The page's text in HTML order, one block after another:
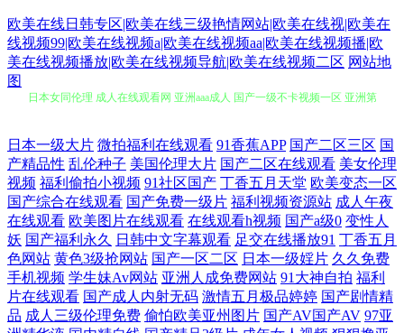
欧美在线日韩专区|欧美在线三级艳情网站|欧美在线视|欧美在
线视频99|欧美在线视频a|欧美在线视频aa|欧美在线视频播|欧
美在线视频播放|欧美在线视频导航|欧美在线视频二区 网站地
图
男潮吹 国产成人精品一 福利导航视频 中文字幕一区 国产69永久免费视频
国产性爱在线亚洲 成人海角社区 日韩精品亚洲精品 春色直播视频在线观
看 日韩免费中 电影苹果在线播放 日韩欧美八 电影网在线观看电影 日韩中
文字幕网先锋资 豆花日韩成人社区 日韩一卡2卡三卡四卡新区 夫妇交换性
日本一级大片 微拍福利在线观看 91香蕉APP 国产二区三区 国
产精品性 乱伦种子 美国伦理大片 国产二区在线观看 美女伦理
视频 福利偷拍小视频 91社区国产 丁香五月天堂 欧美变态一区
国产综合在线观看 国产免费一级片 福利视频资源站 成人午夜
在线观看 欧美图片在线观看 在线观看h视频 国产a级0 变性人
妖 国产福利永久 日韩中文字幕观看 足交在线播放91 丁香五月
色网站 黄色3级抢网站 国产一区二区 日本一级婬片 久久免费
手机视频 学生妹Av网站 亚洲人成免费网站 91大神自拍 福利
片在线观看 国产成人内射无码 激情五月极品婷婷 国产剧情精
品 成人三级伦理免费 偷怕欧美亚州图片 国产AV国产AV 97亚